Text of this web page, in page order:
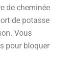
de cheminée
de potasse
Vous
pour bloquer